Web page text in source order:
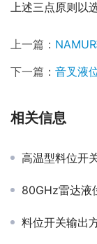
上述三点原则以
上一篇：
下一篇： 音叉液
相关信息
高温型料位
80GHz雷达液
料位开关输出